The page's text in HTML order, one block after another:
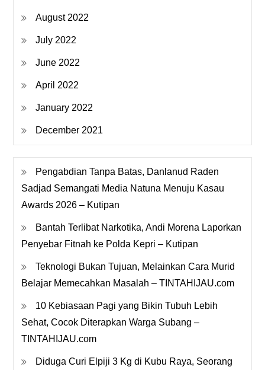
August 2022
July 2022
June 2022
April 2022
January 2022
December 2021
Pengabdian Tanpa Batas, Danlanud Raden
Sadjad Semangati Media Natuna Menuju Kasau
Awards 2026 – Kutipan
Bantah Terlibat Narkotika, Andi Morena Laporkan
Penyebar Fitnah ke Polda Kepri – Kutipan
Teknologi Bukan Tujuan, Melainkan Cara Murid
Belajar Memecahkan Masalah – TINTAHIJAU.com
10 Kebiasaan Pagi yang Bikin Tubuh Lebih
Sehat, Cocok Diterapkan Warga Subang –
TINTAHIJAU.com
Diduga Curi Elpiji 3 Kg di Kubu Raya, Seorang